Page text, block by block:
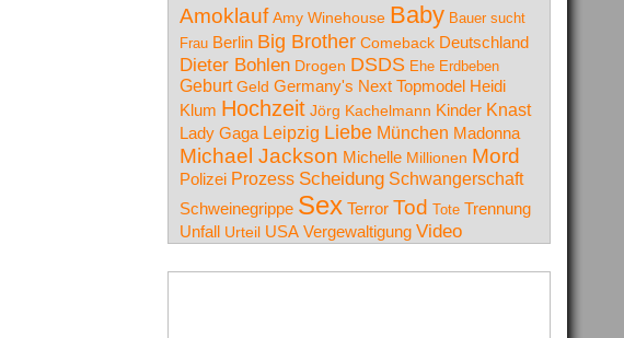
Amoklauf Amy Winehouse Baby Bauer sucht
Frau Berlin Big Brother Comeback Deutschland
Dieter Bohlen Drogen DSDS Ehe Erdbeben
Geburt Geld Germany's Next Topmodel Heidi
Klum Hochzeit Jörg Kachelmann Kinder Knast
Lady Gaga Leipzig Liebe München Madonna
Michael Jackson Michelle Millionen Mord
Polizei Prozess Scheidung Schwangerschaft
Schweinegrippe Sex Terror Tod Tote Trennung
Unfall Urteil USA Vergewaltigung Video